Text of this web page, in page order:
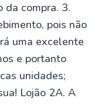
da compra. 3.
pois não
uma excelente
e portanto
unidades;
Lojão 2A. A